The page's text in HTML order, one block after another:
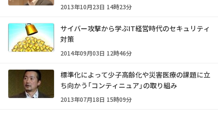
2013年10月23日 14時23分
サイバー攻撃から学ぶIT経営時代のセキュリティ
対策
2014年09月03日 12時46分
標準化によって少子高齢化や災害医療の課題に立
ち向かう「コンティニュア」の取り組み
2013年07月18日 15時09分